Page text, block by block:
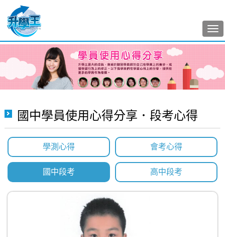
國中學員使用心得分享．段考心得
學測心得 會考心得
國中段考 高中段考